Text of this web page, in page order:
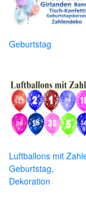
Geburtstag
Luftballons mit
Geburtstag,
Dekoration